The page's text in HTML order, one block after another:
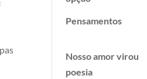
Pensamentos
Nosso amor virou
poesia